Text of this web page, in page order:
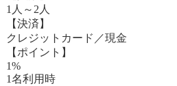
1人～2人
【決済】
クレジットカード／現金
【ポイント】
1%
1名利用時